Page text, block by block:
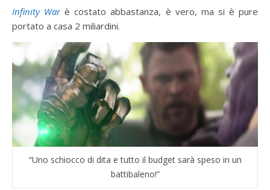
Infinity Warè costato abbastanza, è vero, ma si è pure
portato a casa 2 miliardini.
“Uno schiocco di dita e tutto il budget sarà speso in un
battibaleno!”